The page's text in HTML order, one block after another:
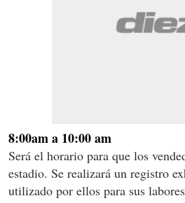
8:00am a 10:00 am
Será el horario para que los
estadio. Se realizará un registro
utilizado por ellos para sus